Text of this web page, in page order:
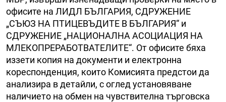
офисите на ЛИДЛ БЪЛГАРИЯ, СДРУЖЕНИЕ
„СЪЮЗ НА ПТИЦЕВЪДИТЕ В БЪЛГАРИЯ“ и
СДРУЖЕНИЕ „НАЦИОНАЛНА АСОЦИАЦИЯ НА
МЛЕКОПРЕРАБОТВАТЕЛИТЕ“. От офисите бяха
иззети копия на документи и електронна
кореспонденция, които Комисията предстои да
анализира в детайли, с оглед установяване
наличието на обмен на чувствителна търговска